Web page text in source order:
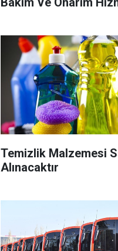
Temizlik Malzemesi
Alınacaktır